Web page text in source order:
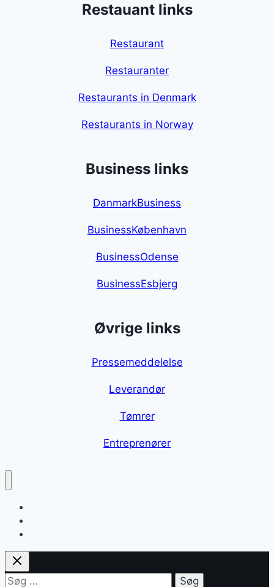
Restauant links
Restaurant
Restauranter
Restaurants in Denmark
Restaurants in Norway
Business links
DanmarkBusiness
BusinessKøbenhavn
BusinessOdense
BusinessEsbjerg
Øvrige links
Pressemeddelelse
Leverandør
Tømrer
Entreprenører
Søg